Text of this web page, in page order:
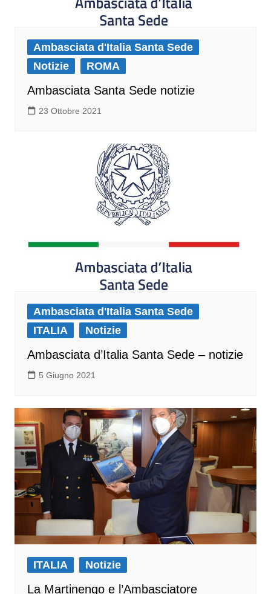
Ambasciata d'Italia Santa Sede
Notizie
ROMA
Ambasciata Santa Sede notizie
23 Ottobre 2021
Ambasciata d'Italia Santa Sede
ITALIA
Notizie
Ambasciata d’Italia Santa Sede – notizie
5 Giugno 2021
ITALIA Notizie
La Martinengo e l’Ambasciatore